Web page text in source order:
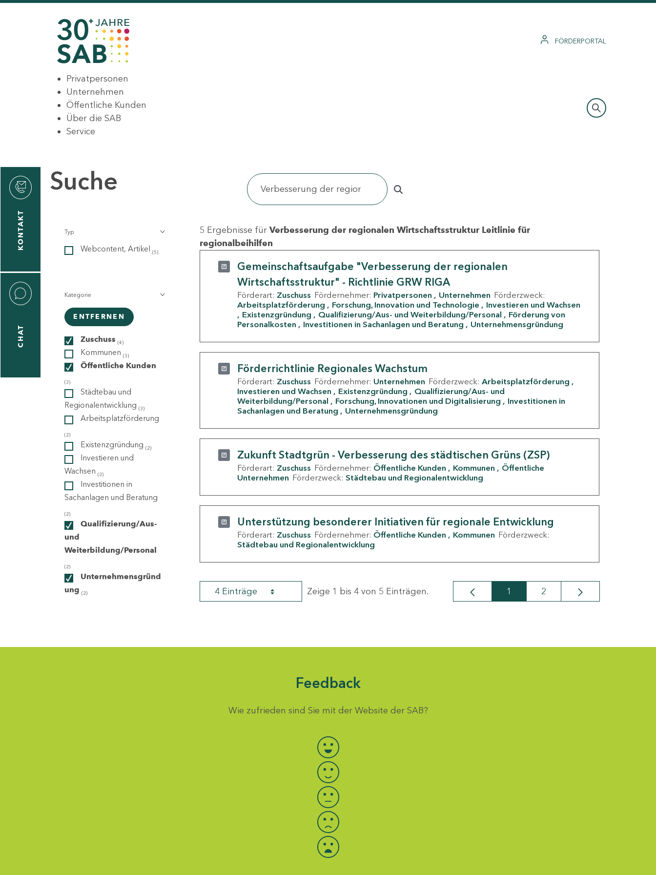
FÖRDERPORTAL
Privatpersonen
Unternehmen
Öffentliche Kunden
Über die SAB
Service
KONTAKT
CHAT
Suche
Typ
Webcontent, Artikel (5)
Kategorie
ENTFERNEN
Zuschuss (4)
Kommunen (3)
Öffentliche Kunden
(3)
Städtebau und
Regionalentwicklung (3)
Arbeitsplatzförderung
(2)
Existenzgründung (2)
Investieren und
Wachsen (2)
Investitionen in
Sachanlagen und Beratung
(2)
Qualifizierung/Aus-
und
Weiterbildung/Personal
(2)
Unternehmensgründ
ung (2)
5 Ergebnisse für Verbesserung der regionalen Wirtschaftsstruktur Leitlinie für
regionalbeihilfen
Gemeinschaftsaufgabe "Verbesserung der regionalen
Wirtschaftsstruktur" - Richtlinie GRW RIGA
Förderart: Zuschuss Fördernehmer: Privatpersonen Unternehmen Förderzweck:
Arbeitsplatzförderung
Forschung, Innovation und Technologie
Investieren und Wachsen
Existenzgründung
Qualifizierung/Aus- und Weiterbildung/Personal
Förderung von
Personalkosten
Investitionen in Sachanlagen und Beratung Unternehmensgründung
Förderrichtlinie Regionales Wachstum
Förderart: Zuschuss Fördernehmer: Unternehmen Förderzweck: Arbeitsplatzförderung
Investieren und Wachsen
Existenzgründung
Qualifizierung/Aus- und
Weiterbildung/Personal
Forschung, Innovationen und Digitalisierung
Investitionen in
Sachanlagen und Beratung
Unternehmensgründung
Zukunft Stadtgrün - Verbesserung des städtischen Grüns (ZSP)
Förderart: Zuschuss Fördernehmer: Öffentliche Kunden Kommunen
Öffentliche
Unternehmen Förderzweck: Städtebau und Regionalentwicklung
Unterstützung besonderer Initiativen für regionale Entwicklung
Förderart: Zuschuss Fördernehmer: Öffentliche Kunden Kommunen Förderzweck:
Städtebau und Regionalentwicklung
4 Einträge Zeige 1 bis 4 von 5 Einträgen. Seite
1 Seite
2
Feedback
Wie zufrieden sind Sie mit der Website der SAB?
Bewertung auswählen